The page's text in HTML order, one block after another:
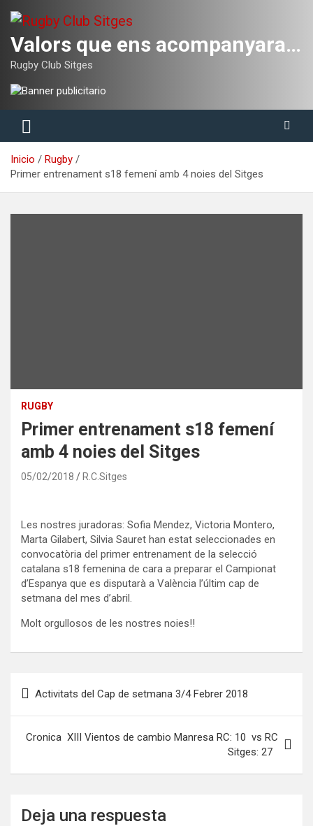
contenido
Valors que ens acompanyaran tota la vida
Rugby Club Sitges
Inicio
Rugby
Primer entrenament s18 femení amb 4 noies del Sitges
RUGBY
Primer entrenament s18 femení
amb 4 noies del Sitges
05/02/2018 R.C.Sitges
Les nostres juradoras: Sofia Mendez, Victoria Montero,
Marta Gilabert, Silvia Sauret han estat seleccionades en
convocatòria del primer entrenament de la selecció
catalana s18 femenina de cara a preparar el Campionat
d’Espanya que es disputarà a València l’últim cap de
setmana del mes d’abril.
Molt orgullosos de les nostres noies!!
Activitats del Cap de setmana 3/4 Febrer 2018
Cronica XIII Vientos de cambio Manresa RC: 10 vs RC
Sitges: 27
Deja una respuesta